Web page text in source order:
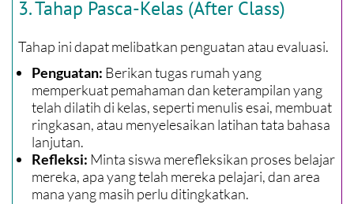
3. Tahap Pasca-Kelas (After Class)
Tahap ini dapat melibatkan penguatan atau evaluasi.
Penguatan: Berikan tugas rumah yang
memperkuat pemahaman dan keterampilan yang
telah dilatih di kelas, seperti menulis esai, membuat
ringkasan, atau menyelesaikan latihan tata bahasa
lanjutan.
Refleksi: Minta siswa merefleksikan proses belajar
mereka, apa yang telah mereka pelajari, dan area
mana yang masih perlu ditingkatkan.